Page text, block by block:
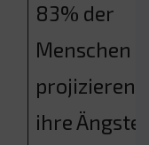
83% der
Menschen
projizieren
ihre Ängste